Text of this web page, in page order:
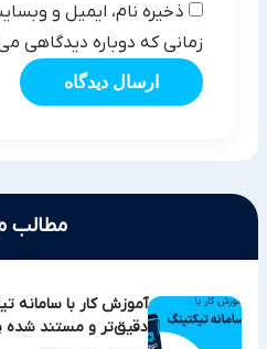
ذخیره نام، ایمیل و
زمانی که دوباره دیدگاهی
ارسال دیدگاه
مطالب
آموزش کار با سامانه
دقیق‌تر و مستند شده